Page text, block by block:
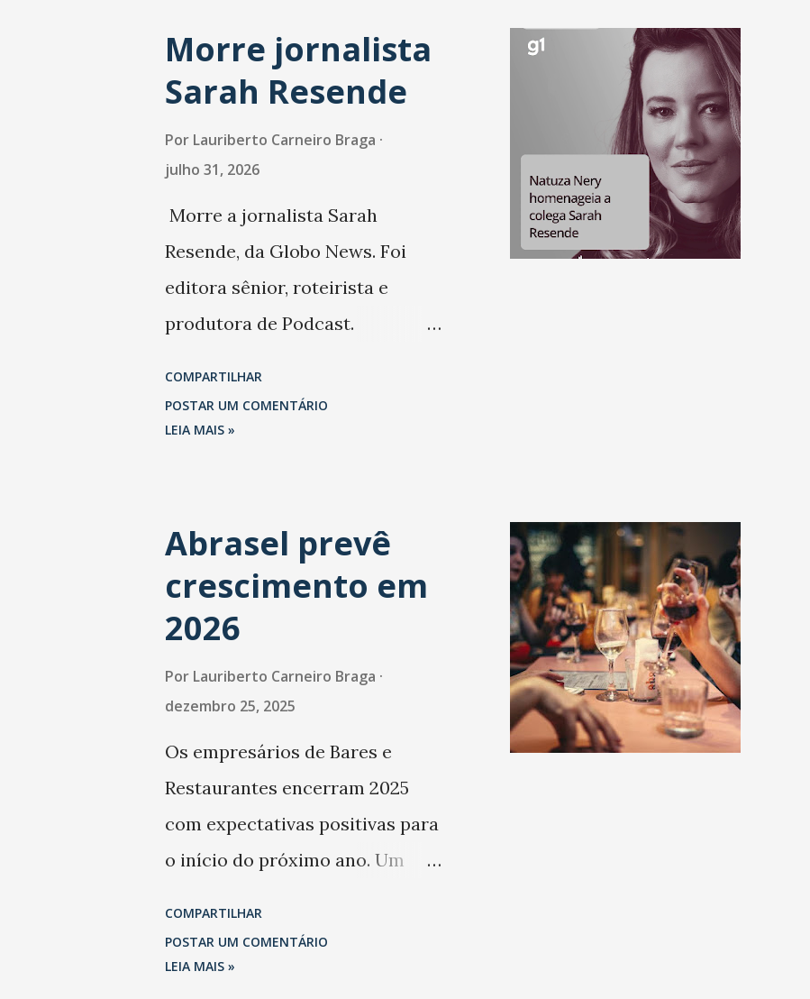
Morre jornalista
Sarah Resende
Por Lauriberto Carneiro Braga
julho 31, 2026
Morre a jornalista Sarah
Resende, da Globo News. Foi
editora sênior, roteirista e
produtora de Podcast.
São Paulo.
COMPARTILHAR
POSTAR UM COMENTÁRIO
LEIA MAIS »
Abrasel prevê
crescimento em
2026
Por Lauriberto Carneiro Braga
dezembro 25, 2025
Os empresários de Bares e
Restaurantes encerram 2025
com expectativas positivas para
o início do próximo ano. Um
que 69% dos estabelecimentos
esperam faturar mais no 1º
COMPARTILHAR
POSTAR UM COMENTÁRIO
LEIA MAIS »